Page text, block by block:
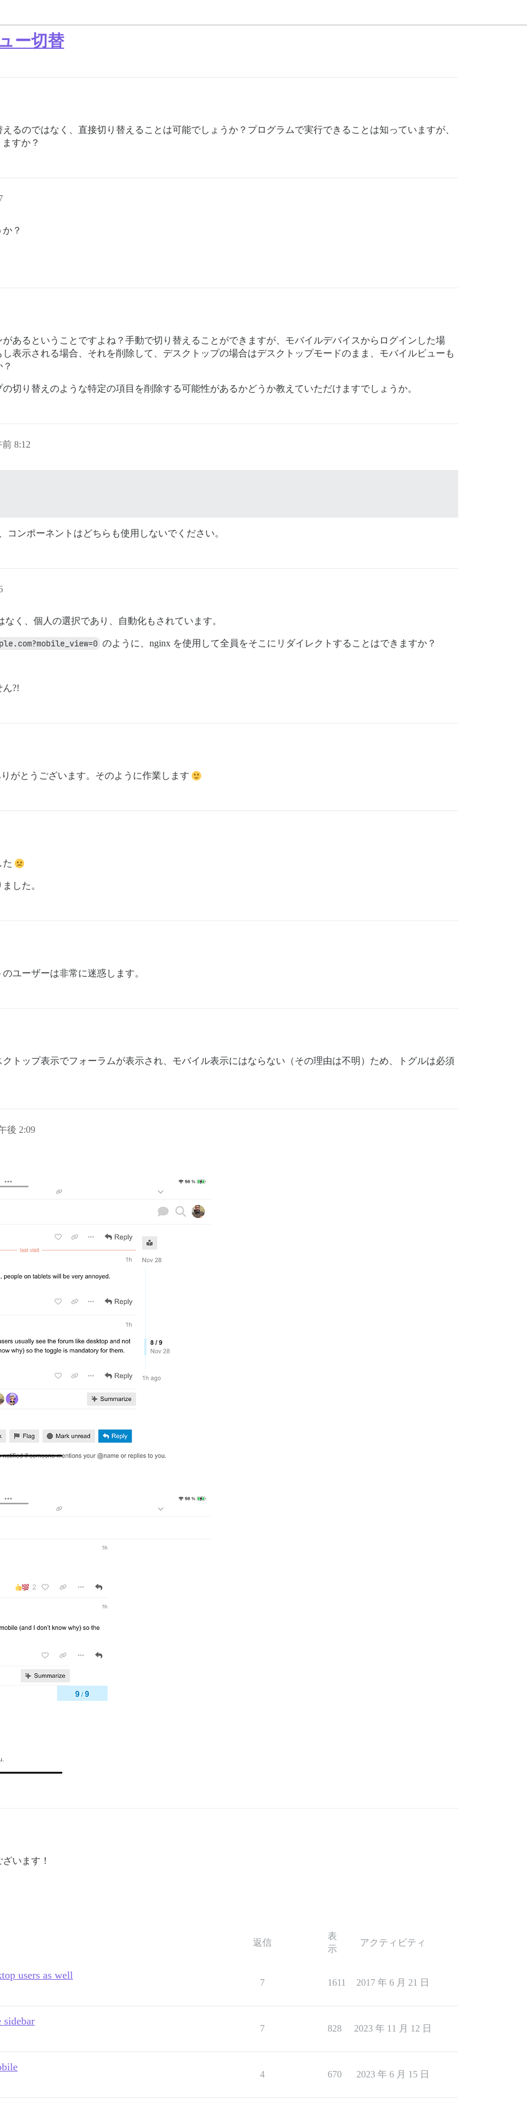
ー切替
るのではなく、直接切り替えることは可能でしょうか？プログラムで実行できることは知っていますが、
すか？
？
あるということですよね？手動で切り替えることができますが、モバイルデバイスからログインした場
表示される場合、それを削除して、デスクトップの場合はデスクトップモードのまま、モバイルビューも
切り替えのような特定の項目を削除する可能性があるかどうか教えていただけますでしょうか。
8:12
ンポーネントはどちらも使用しないでください。
く、個人の選択であり、自動化もされています。
のように、nginx を使用して全員をそこにリダイレクトすることはできますか？
?!
がとうございます。そのように作業します
た
した。
ユーザーは非常に迷惑します。
トップ表示でフォーラムが表示され、モバイル表示にはならない（その理由は不明）ため、トグルは必須
後 2:09
います！
返信
表
示
アクティビティ
users as well
7 1611 2017 年 6 月 21 日
7 828 2023 年 11 月 12 日
4 670 2023 年 6 月 15 日